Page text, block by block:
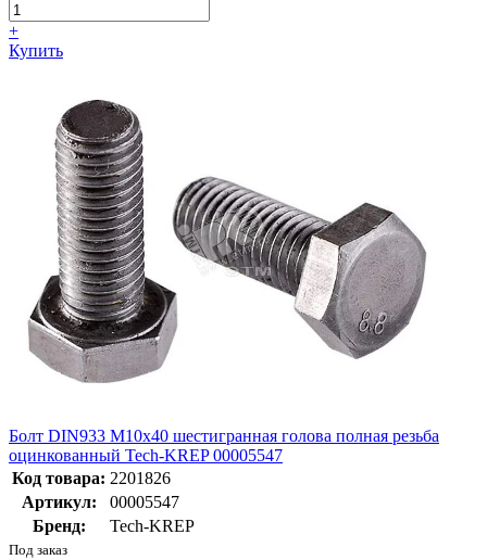
+
Купить
Болт DIN933 М10х40 шестигранная голова полная резьба
оцинкованный Tech-KREP 00005547
Код товара: 2201826
Артикул:
00005547
Бренд:
Tech-KREP
Под заказ